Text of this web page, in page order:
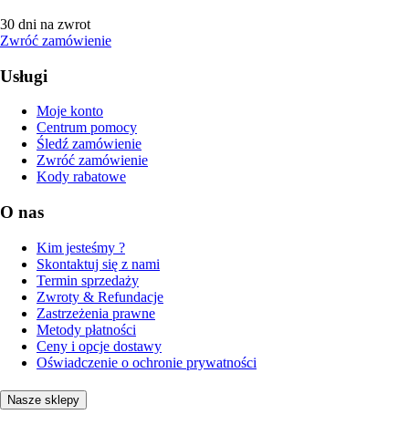
30 dni na zwrot
Zwróć zamówienie
Usługi
Moje konto
Centrum pomocy
Śledź zamówienie
Zwróć zamówienie
Kody rabatowe
O nas
Kim jesteśmy ?
Skontaktuj się z nami
Termin sprzedaży
Zwroty & Refundacje
Zastrzeżenia prawne
Metody płatności
Ceny i opcje dostawy
Oświadczenie o ochronie prywatności
Nasze sklepy